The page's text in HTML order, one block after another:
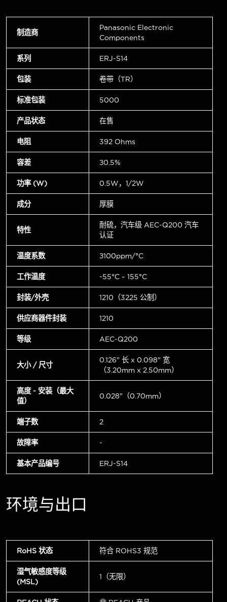
制造商
Panasonic Electronic
Components
系列 ERJ-S14
包装 卷带（TR）
标准包装 5000
产品状态 在售
电阻 392 Ohms
容差 ±0.5%
功率 (W) 0.5W，1/2W
成分 厚膜
特性
耐硫，汽车级 AEC-Q200 汽车
认证
温度系数 ±100ppm/°C
工作温度 -55°C ~ 155°C
封装/外壳 1210（3225 公制）
供应商器件封装 1210
等级 AEC-Q200
大小 / 尺寸
0.126" 长 x 0.098" 宽
（3.20mm x 2.50mm）
高度 - 安装（最大
值）
0.028"（0.70mm）
端子数 2
故障率 -
基本产品编号 ERJ-S14
环境与出口
RoHS 状态 符合 ROHS3 规范
湿气敏感度等级
(MSL)
1（无限）